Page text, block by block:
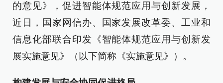
的意见》，促进智能体规范应用与创新发展，
近日，国家网信办、国家发展改革委、工业和
信息化部联合印发《智能体规范应用与创新发
展实施意见》（以下简称《实施意见》）。